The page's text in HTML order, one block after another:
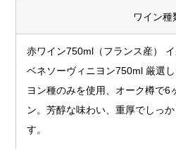
ワイン種
赤ワイン750ml（フランス産）
ベネソーヴィニヨン750ml 厳選
ヨン種のみを使用、オーク樽で6
ン。芳醇な味わい、重厚でしっ
す。